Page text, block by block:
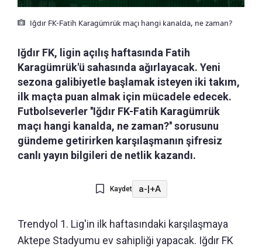
Iğdır FK-Fatih Karagümrük maçı hangi kanalda, ne zaman?
Iğdır FK, ligin açılış haftasında Fatih
Karagümrük'ü sahasında ağırlayacak. Yeni
sezona galibiyetle başlamak isteyen iki takım,
ilk maçta puan almak için mücadele edecek.
Futbolseverler ''Iğdır FK-Fatih Karagümrük
maçı hangi kanalda, ne zaman?'' sorusunu
gündeme getirirken karşılaşmanın şifresiz
canlı yayın bilgileri de netlik kazandı.
Kaydet a-|+A
Trendyol 1. Lig'in ilk haftasındaki karşılaşmaya
Aktepe Stadyumu ev sahipliği yapacak. Iğdır FK